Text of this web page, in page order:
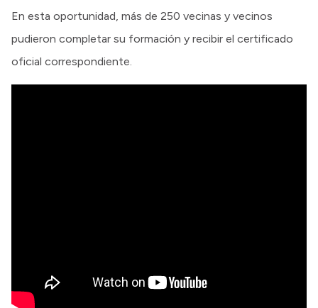
En esta oportunidad, más de 250 vecinas y vecinos
pudieron completar su formación y recibir el certificado
oficial correspondiente.